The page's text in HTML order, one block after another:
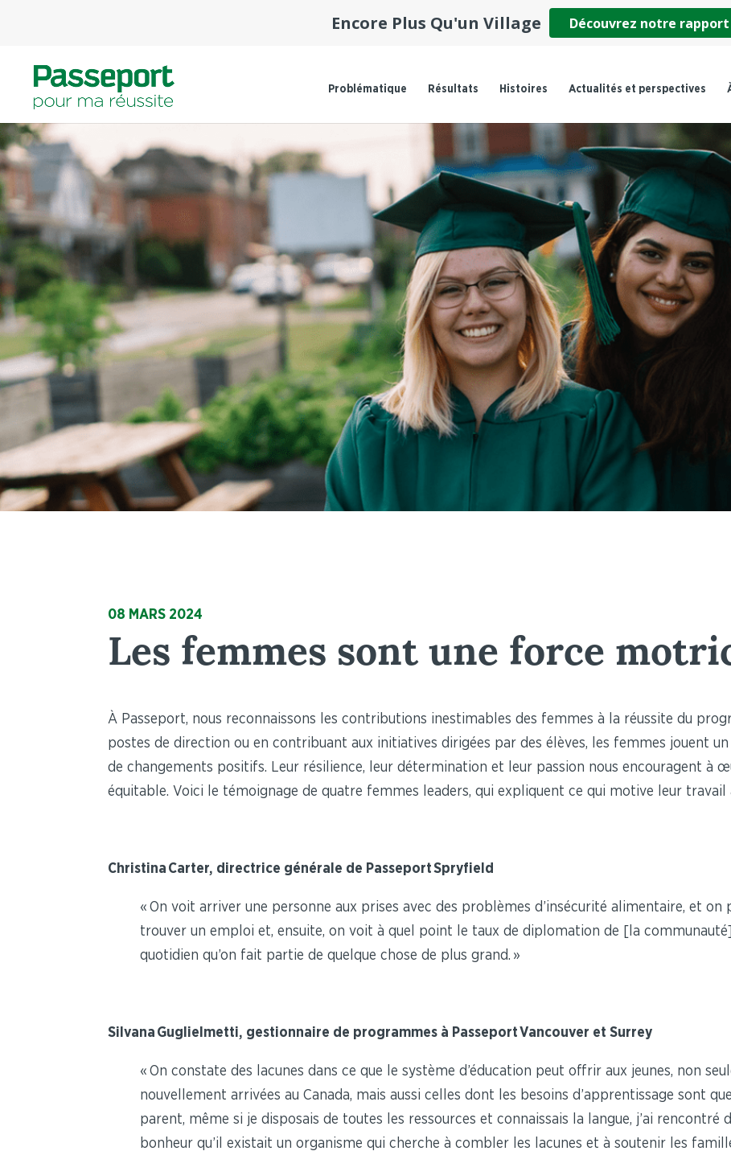
Encore Plus Qu'un Village Découvrez notre rapport
Problématique Résultats Histoires Actualités et perspectives
08 MARS 2024
Les femmes sont une force
À Passeport, nous reconnaissons les contributions inestimables des femmes à la réussite du
postes de direction ou en contribuant aux initiatives dirigées par des élèves, les femmes jouent
de changements positifs. Leur résilience, leur détermination et leur passion nous encouragent à
équitable. Voici le témoignage de quatre femmes leaders, qui expliquent ce qui motive leur travail
Christina Carter, directrice générale de Passeport Spryfield
« On voit arriver une personne aux prises avec des problèmes d’insécurité alimentaire, et on
trouver un emploi et, ensuite, on voit à quel point le taux de diplomation de [la communauté]
quotidien qu’on fait partie de quelque chose de plus grand. »
Silvana Guglielmetti, gestionnaire de programmes à Passeport Vancouver et Surrey
« On constate des lacunes dans ce que le système d’éducation peut offrir aux jeunes, non
nouvellement arrivées au Canada, mais aussi celles dont les besoins d’apprentissage sont
parent, même si je disposais de toutes les ressources et connaissais la langue, j’ai rencontré
bonheur qu’il existait un organisme qui cherche à combler les lacunes et à soutenir les